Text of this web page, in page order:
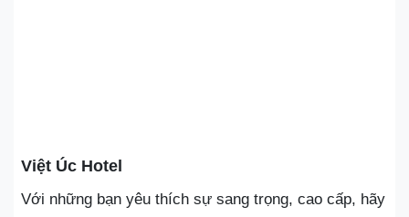
Việt Úc Hotel
Với những bạn yêu thích sự sang trọng, cao cấp, hãy